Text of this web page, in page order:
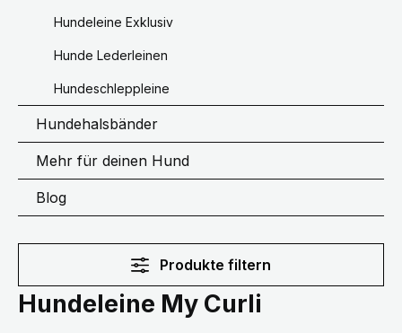
Hundeleine Exklusiv
Hunde Lederleinen
Hundeschleppleine
Hundehalsbänder
Mehr für deinen Hund
Blog
Produkte filtern
Hundeleine My Curli